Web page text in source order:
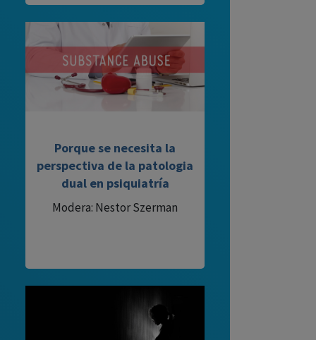
Porque se necesita la
perspectiva de la patologia
dual en psiquiatría
Modera: Nestor Szerman